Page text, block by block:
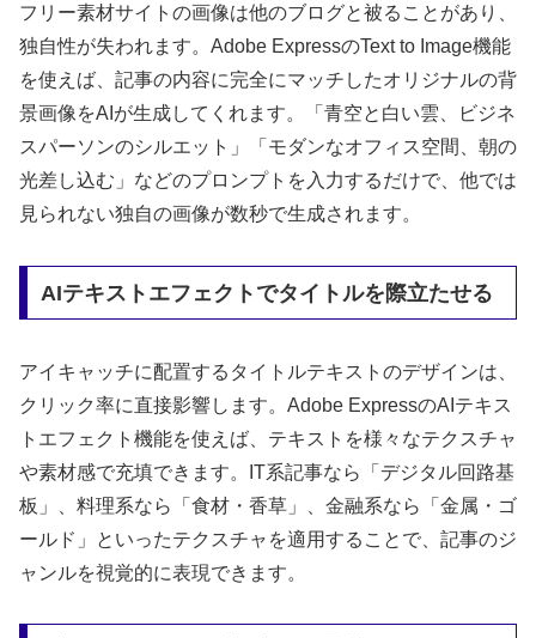
フリー素材サイトの画像は他のブログと被ることがあり、
独自性が失われます。Adobe ExpressのText to Image機能
を使えば、記事の内容に完全にマッチしたオリジナルの背
景画像をAIが生成してくれます。「青空と白い雲、ビジネ
スパーソンのシルエット」「モダンなオフィス空間、朝の
光差し込む」などのプロンプトを入力するだけで、他では
見られない独自の画像が数秒で生成されます。
AIテキストエフェクトでタイトルを際立たせる
アイキャッチに配置するタイトルテキストのデザインは、
クリック率に直接影響します。Adobe ExpressのAIテキス
トエフェクト機能を使えば、テキストを様々なテクスチャ
や素材感で充填できます。IT系記事なら「デジタル回路基
板」、料理系なら「食材・香草」、金融系なら「金属・ゴ
ールド」といったテクスチャを適用することで、記事のジ
ャンルを視覚的に表現できます。